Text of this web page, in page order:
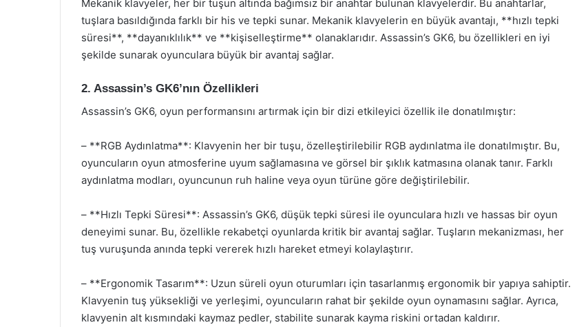
Mekanik klavyeler, her bir tuşun altında bağımsız bir anahtar bulunan klavyelerdir. Bu anahtarlar,
tuşlara basıldığında farklı bir his ve tepki sunar. Mekanik klavyelerin en büyük avantajı, **hızlı tepki
süresi**, **dayanıklılık** ve **kişiselleştirme** olanaklarıdır. Assassin’s GK6, bu özellikleri en iyi
şekilde sunarak oyunculara büyük bir avantaj sağlar.
2. Assassin’s GK6’nın Özellikleri
Assassin’s GK6, oyun performansını artırmak için bir dizi etkileyici özellik ile donatılmıştır:
– **RGB Aydınlatma**: Klavyenin her bir tuşu, özelleştirilebilir RGB aydınlatma ile donatılmıştır. Bu,
oyuncuların oyun atmosferine uyum sağlamasına ve görsel bir şıklık katmasına olanak tanır. Farklı
aydınlatma modları, oyuncunun ruh haline veya oyun türüne göre değiştirilebilir.
– **Hızlı Tepki Süresi**: Assassin’s GK6, düşük tepki süresi ile oyunculara hızlı ve hassas bir oyun
deneyimi sunar. Bu, özellikle rekabetçi oyunlarda kritik bir avantaj sağlar. Tuşların mekanizması, her
tuş vuruşunda anında tepki vererek hızlı hareket etmeyi kolaylaştırır.
– **Ergonomik Tasarım**: Uzun süreli oyun oturumları için tasarlanmış ergonomik bir yapıya sahiptir.
Klavyenin tuş yüksekliği ve yerleşimi, oyuncuların rahat bir şekilde oyun oynamasını sağlar. Ayrıca,
klavyenin alt kısmındaki kaymaz pedler, stabilite sunarak kayma riskini ortadan kaldırır.